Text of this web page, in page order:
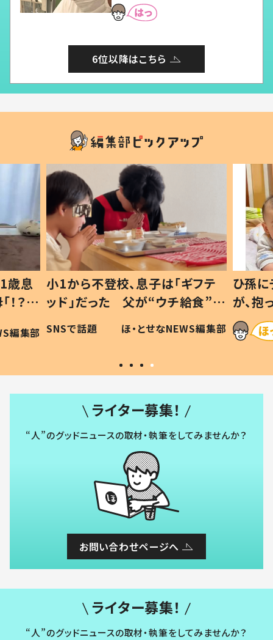
6位以降はこちら
歳息
？」
編集部
小1から不登校、息子は「ギフテ
ッド」だった 父が“ウチ給食”を
作り続ける理由とは #令和の親
#令和の子
SNSで話題 ほ・とせなNEWS編集部
ひ孫
が、
「涙が
い」
ライター募集！
“人”のグッドニュースの取材・執筆をしてみませんか？
お問い合わせページへ
ライター募集！
“人”のグッドニュースの取材・執筆をしてみませんか？